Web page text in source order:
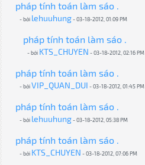
pháp tính toán làm sáo .
- bởi lehuuhung- 03-18-2012, 01:09 PM
pháp tính toán làm sáo .
- bởi KTS_CHUYEN - 03-18-2012, 02:16 PM
pháp tính toán làm sáo .
- bởiVIP_QUAN_DUI - 03-18-2012, 01:45 PM
pháp tính toán làm sáo .
- bởi lehuuhung- 03-18-2012, 05:38 PM
pháp tính toán làm sáo .
- bởi KTS_CHUYEN - 03-18-2012, 07:06 PM